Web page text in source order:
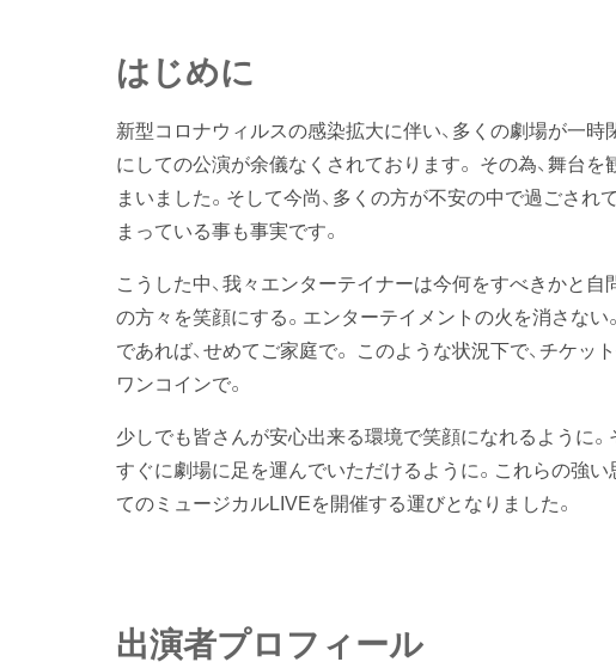
はじめに
新型コロナウィルスの感染拡大に伴い、多くの劇場が一時
にしての公演が余儀なくされております。 その為、舞台
まいました。そして今尚、多くの方が不安の中で過ごさ
まっている事も事実です。
こうした中、我々エンターテイナーは今何をすべきかと自
の方々を笑顔にする。エンターテイメントの火を消さな
であれば、せめてご家庭で。 このような状況下で、チケ
ワンコインで。
少しでも皆さんが安心出来る環境で笑顔になれるように
すぐに劇場に足を運んでいただけるように。これらの強
てのミュージカルLIVEを開催する運びとなりました。
出演者プロフィール